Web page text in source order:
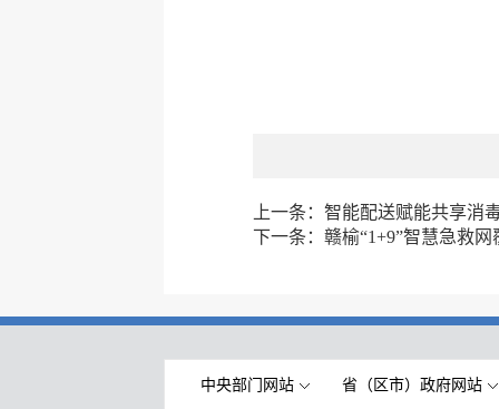
上一条： 智能配送赋能共享消
下一条： 赣榆“1+9”智慧急救
中央部门网站 省（区市）政府网站